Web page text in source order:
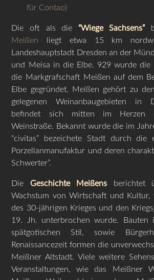
Die oft als die “Wiege Sachsens”
Meißen liegt etwa 15 km
Landeshauptstadt Dresden an der
und Meisa in die Elbe. 929 wurde die
die Markgrafschaft Meißen auf dem
Elbe gegründet. Meißen gehört zu
gelegenen Weinanbaugebieten in
befindet sich mitten im Herzen
Weinstraße. Bekannt wurde die im
“civitas” bezeichete Stadt durch die
Porzellanmanufaktur und deren
Schwerter”.
Die Geschichte Meißens berichtet
Wachstum von Wirtschaft und Kultur,
des 30-jährigen Krieges und den
19. Jh. unterbrochen wurde. Bauten
spätgotischen Stil, sowie
Renaissancezeit formen die
Meißner Altstadt. Viele weitere
Veranstaltungen, wie das Meißner